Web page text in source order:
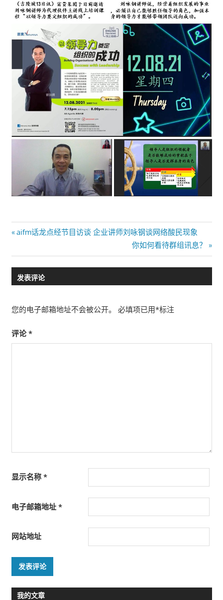
文
章
导
Previous
aifm话龙点经节目访谈 企业讲师刘咏钢谈网络酸民现象
Next
Post:
你如何看待群组讯息？
发表评论
您的电子邮箱地址不会被公开。 必填项已用*标注
评论*
显示名称 *
电子邮箱地址 *
网站地址
我的文章